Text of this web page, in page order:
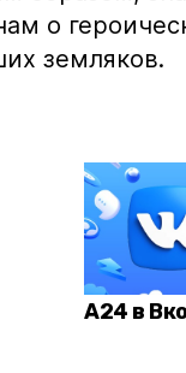
о
земляков.
А24 в